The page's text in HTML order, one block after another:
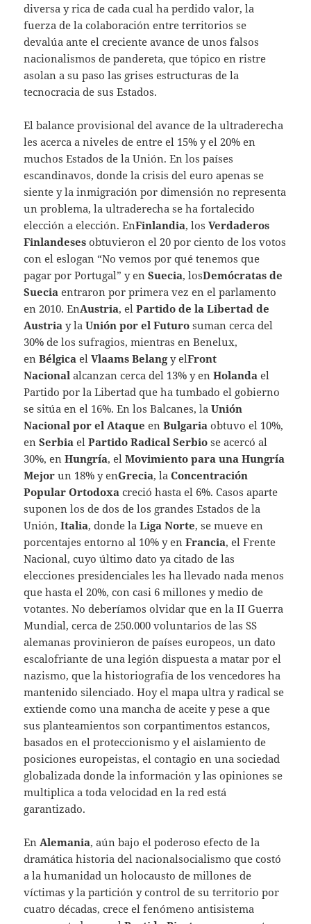
diversa y rica de cada cual ha perdido valor, la
fuerza de la colaboración entre territorios se
devalúa ante el creciente avance de unos falsos
nacionalismos de pandereta, que tópico en ristre
asolan a su paso las grises estructuras de la
tecnocracia de sus Estados.
El balance provisional del avance de la ultraderecha
les acerca a niveles de entre el 15% y el 20% en
muchos Estados de la Unión. En los países
escandinavos, donde la crisis del euro apenas se
siente y la inmigración por dimensión no representa
un problema, la ultraderecha se ha fortalecido
elección a elección. EnFinlandia, losVerdaderos
Finlandeses obtuvieron el 20 por ciento de los votos
con el eslogan “No vemos por qué tenemos que
pagar por Portugal” y enSuecia, losDemócratas de
Suecia entraron por primera vez en el parlamento
en 2010. EnAustria, elPartido de la Libertad de
Austria y laUnión por el Futuro suman cerca del
30% de los sufragios, mientras en Benelux,
enBélgica elVlaams Belangy elFront
Nacional alcanzan cerca del 13% y enHolanda el
Partido por la Libertad que ha tumbado el gobierno
se sitúa en el 16%. En los Balcanes, laUnión
Nacional por el Ataque enBulgaria obtuvo el 10%,
enSerbia elPartido Radical Serbio se acercó al
30%, en Hungría, elMovimiento para una Hungría
Mejor un 18% y enGrecia, laConcentración
Popular Ortodoxa creció hasta el 6%. Casos aparte
suponen los de dos de los grandes Estados de la
Unión,Italia, donde laLiga Norte, se mueve en
porcentajes entorno al 10% y enFrancia, el Frente
Nacional, cuyo último dato ya citado de las
elecciones presidenciales les ha llevado nada menos
que hasta el 20%, con casi 6 millones y medio de
votantes. No deberíamos olvidar que en la II Guerra
Mundial, cerca de 250.000 voluntarios de las SS
alemanas provinieron de países europeos, un dato
escalofriante de una legión dispuesta a matar por el
nazismo, que la historiografía de los vencedores ha
mantenido silenciado. Hoy el mapa ultra y radical se
extiende como una mancha de aceite y pese a que
sus planteamientos son corpantimentos estancos,
basados en el proteccionismo y el aislamiento de
posiciones europeistas, el contagio en una sociedad
globalizada donde la información y las opiniones se
multiplica a toda velocidad en la red está
garantizado.
En Alemania, aún bajo el poderoso efecto de la
dramática historia del nacionalsocialismo que costó
a la humanidad un holocausto de millones de
víctimas y la partición y control de su territorio por
cuatro décadas, crece el fenómeno antisistema